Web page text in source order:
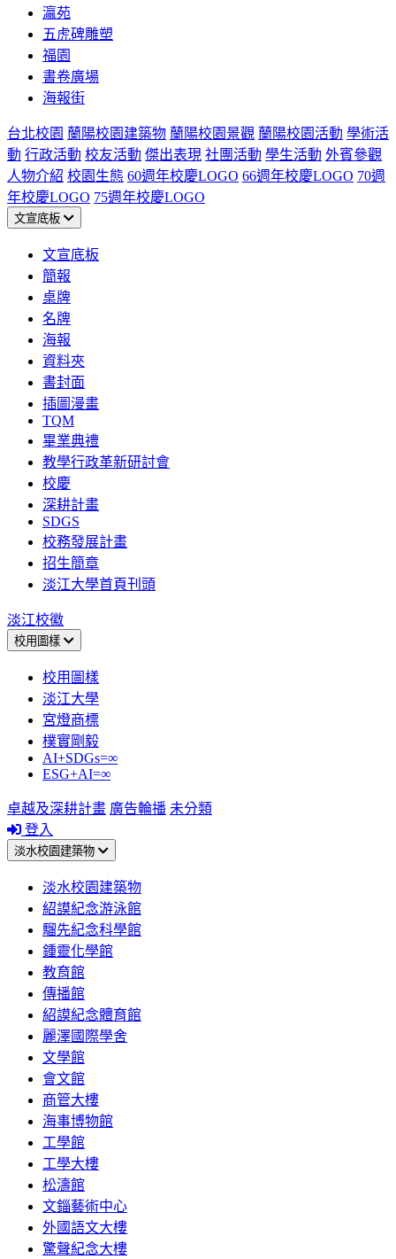
瀛苑
五虎碑雕塑
福園
書卷廣場
海報街
台北校園 蘭陽校園建築物 蘭陽校園景觀 蘭陽校園活動 學術活
動 行政活動 校友活動 傑出表現 社團活動 學生活動 外賓參觀
人物介紹 校園生態 60週年校慶LOGO 66週年校慶LOGO 70週
年校慶LOGO 75週年校慶LOGO
文宣底板
文宣底板
簡報
桌牌
名牌
海報
資料夾
書封面
插圖漫畫
TQM
畢業典禮
教學行政革新研討會
校慶
深耕計畫
SDGS
校務發展計畫
招生簡章
淡江大學首頁刊頭
淡江校徽
校用圖樣
校用圖樣
淡江大學
宮燈商標
樸實剛毅
AI+SDGs=∞
ESG+AI=∞
卓越及深耕計畫 廣告輪播 未分類
登入
淡水校園建築物
淡水校園建築物
紹謨紀念游泳館
騮先紀念科學館
鍾靈化學館
教育館
傳播館
紹謨紀念體育館
麗澤國際學舍
文學館
會文館
商管大樓
海事博物館
工學館
工學大樓
松濤館
文錙藝術中心
外國語文大樓
驚聲紀念大樓